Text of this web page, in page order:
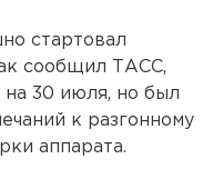
стартовал
сообщил ТАСС,
на 30 июля, но был
к разгонному
аппарата.